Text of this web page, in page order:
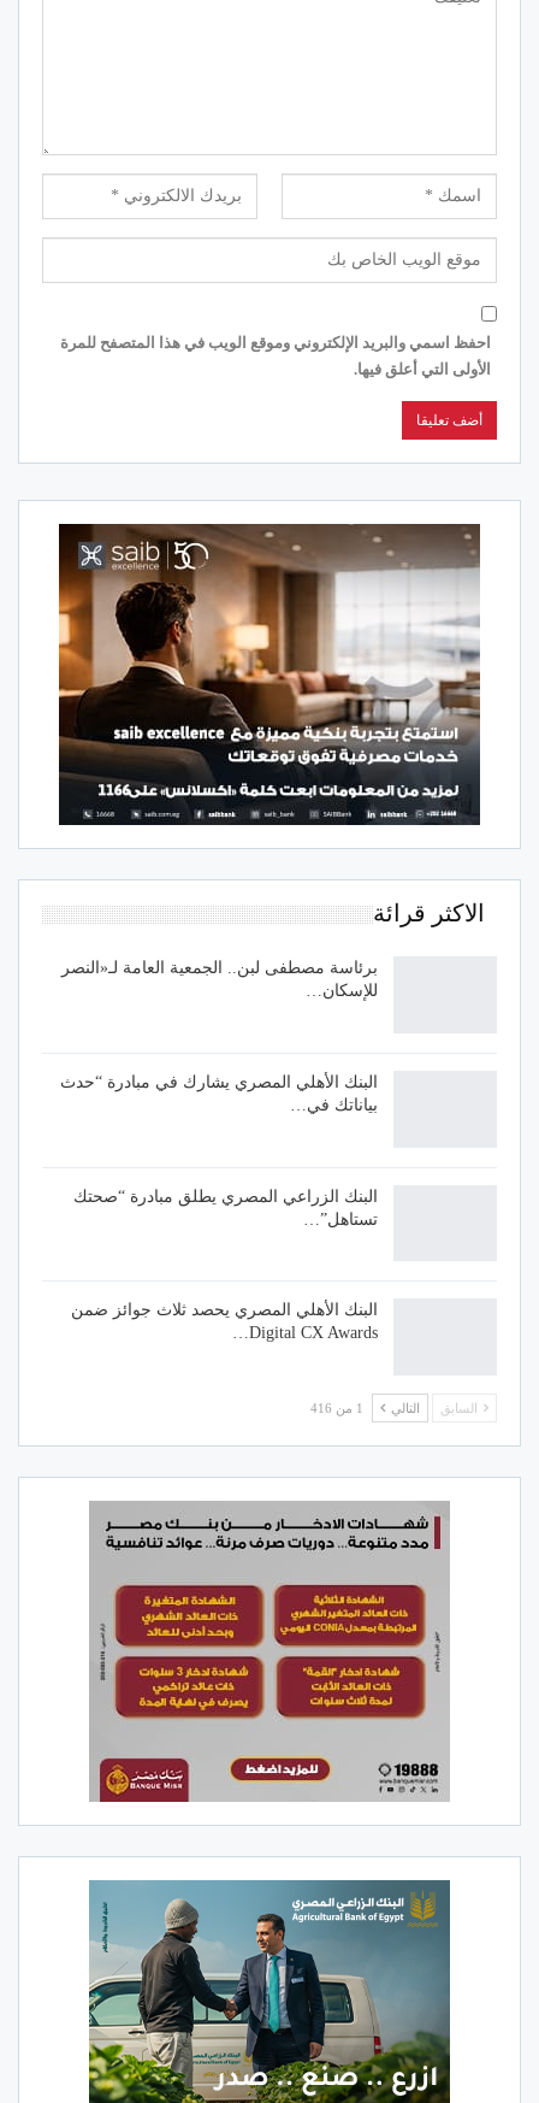
احفظ اسمي والبريد الإلكتروني وموقع الويب في هذا المتصفح للمرة
الأولى التي أعلق فيها.
الاكثر قرائة
برئاسة مصطفى لبن.. الجمعية العامة لـ«النصر
للإسكان…
البنك الأهلي المصري يشارك في مبادرة “حدث
بياناتك في…
البنك الزراعي المصري يطلق مبادرة “صحتك
تستاهل”…
البنك الأهلي المصري يحصد ثلاث جوائز ضمن
Digital CX Awards…
السابق التالي 1 من 416